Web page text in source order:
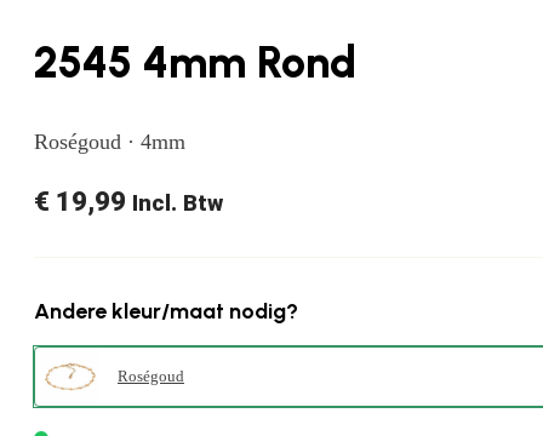
2545 4mm Rond
Roségoud · 4mm
€ 19,99 Incl. Btw
Andere kleur/maat nodig?
Roségoud